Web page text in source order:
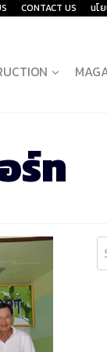
CONTACT US นโ
ร์ท